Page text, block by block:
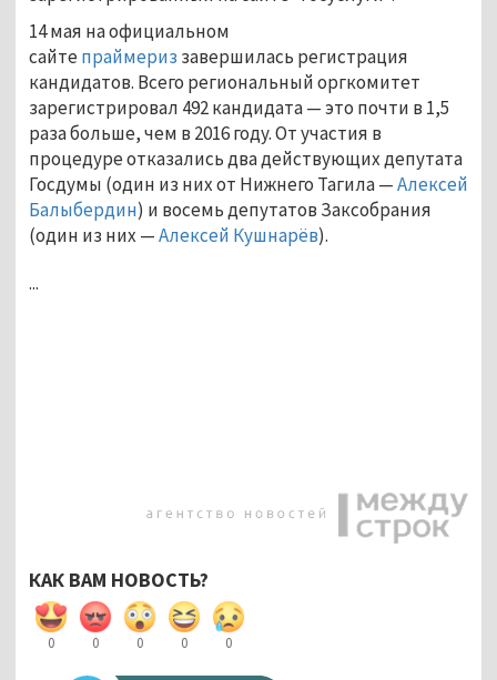
14 мая на официальном
сайте праймериз завершилась регистрация
кандидатов. Всего региональный оргкомитет
зарегистрировал 492 кандидата — это почти в 1,5
раза больше, чем в 2016 году. От участия в
процедуре отказались два действующих депутата
Госдумы (один из них от Нижнего Тагила —Алексей
Балыбердин) и восемь депутатов Заксобрания
(один из них —Алексей Кушнарёв).
...
КАК ВАМ НОВОСТЬ?
0 0 0 0 0